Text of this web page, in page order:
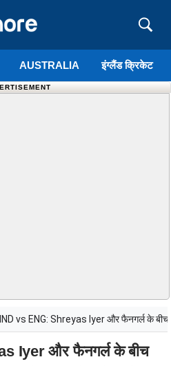
AUSTRALIA इंग्लैंड क्रिकेट
IND vs ENG: Shreyas Iyer और फैनगर्ल के बीच
Iyer और फैनगर्ल के बीच